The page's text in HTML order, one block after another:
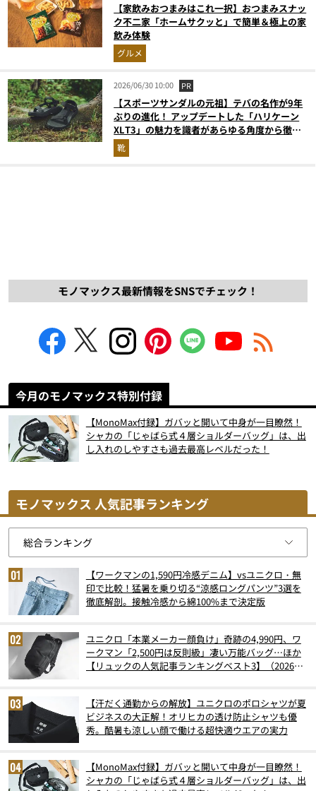
【家飲みおつまみはこれ一択】おつまみスナッ
ク不二家「ホームサクッと」で簡単＆極上の家
飲み体験
グルメ
2026/06/30 10:00 PR
【スポーツサンダルの元祖】テバの名作が9年
ぶりの進化！ アップデートした「ハリケーン
XLT3」の魅力を識者があらゆる角度から徹底
解説！
靴
モノマックス最新情報をSNSでチェック！
今月のモノマックス特別付録
【MonoMax付録】ガバッと開いて中身が一目瞭然！
シャカの「じゃばら式４層ショルダーバッグ」は、出
し入れのしやすさも過去最高レベルだった！
モノマックス 人気記事ランキング
【ワークマンの1,590円冷感デニム】vsユニクロ・無
印で比較！猛暑を乗り切る“涼感ロングパンツ”3選を
徹底解剖。接触冷感から綿100%まで決定版
ユニクロ「本業メーカー顔負け」奇跡の4,990円、ワ
ークマン「2,500円は反則級」凄い万能バッグ…ほか
【リュックの人気記事ランキングベスト3】（2026年
【汗だく通勤からの解放】ユニクロのポロシャツが夏
ビジネスの大正解！オリヒカの透け防止シャツも優
秀。酷暑も涼しい顔で働ける超快適ウエアの実力
【MonoMax付録】ガバッと開いて中身が一目瞭然！
シャカの「じゃばら式４層ショルダーバッグ」は、出